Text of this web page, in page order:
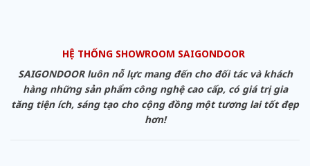
HỆ THỐNG SHOWROOM SAIGONDOOR
SAIGONDOOR luôn nỗ lực mang đến cho đối tác và khách
hàng những sản phẩm công nghệ cao cấp, có giá trị gia
tăng tiện ích, sáng tạo cho cộng đồng một tương lai tốt đẹp
hơn!